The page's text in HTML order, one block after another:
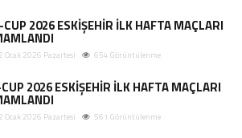
2026 ESKİŞEHİR İLK HAFTA MAÇLARI
Ocak 2026 Pazartesi 654 Görüntülenme
2026 ESKİŞEHİR İLK HAFTA MAÇLARI
Ocak 2026 Pazartesi 561 Görüntülenme